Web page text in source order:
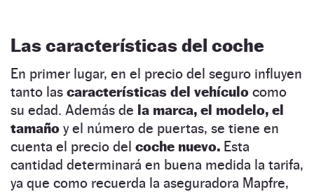
Las características del coche
En primer lugar, en el precio del seguro influyen
tanto las características del vehículo como
su edad. Además de la marca, el modelo, el
tamaño y el número de puertas, se tiene en
cuenta el precio del coche nuevo. Esta
cantidad determinará en buena medida la tarifa,
ya que como recuerda la aseguradora Mapfre,